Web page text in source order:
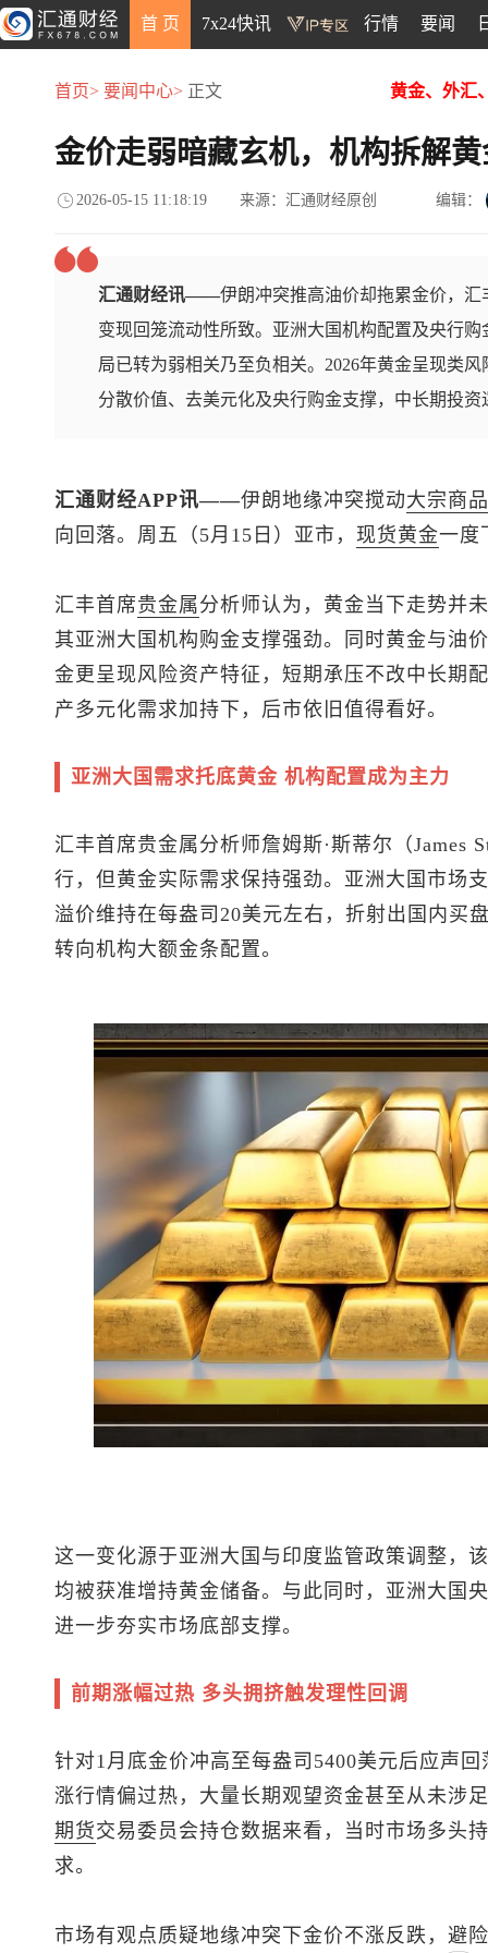
首 页 7x24快讯 行情 要闻
首页> 要闻中心> 正文 黄金、外汇
金价走弱暗藏玄机，机构拆解
2026-05-15 11:18:19 来源：汇通财经原创 编辑：
汇通财经讯——伊朗冲突推高油价却拖累金价，
变现回笼流动性所致。亚洲大国机构配置及央行
局已转为弱相关乃至负相关。2026年黄金呈现类
分散价值、去美元化及央行购金支撑，中长期投资
汇通财经APP讯——伊朗地缘冲突搅动大宗商品
向回落。周五（5月15日）亚市， 现货黄金一度
汇丰首席贵金属分析师认为，黄金当下走势并
其亚洲大国机构购金支撑强劲。同时黄金与油
金更呈现风险资产特征，短期承压不改中长期
产多元化需求加持下，后市依旧值得看好。
亚洲大国需求托底黄金 机构配置成为主力
汇丰首席贵金属分析师詹姆斯·斯蒂尔（James
行，但黄金实际需求保持强劲。亚洲大国市场
溢价维持在每盎司20美元左右，折射出国内买
转向机构大额金条配置。
这一变化源于亚洲大国与印度监管政策调整，
均被获准增持黄金储备。与此同时，亚洲大国
进一步夯实市场底部支撑。
前期涨幅过热 多头拥挤触发理性回调
针对1月底金价冲高至每盎司5400美元后应声
涨行情偏过热，大量长期观望资金甚至从未涉
期货交易委员会持仓数据来看，当时市场多头
求。
市场有观点质疑地缘冲突下金价不涨反跌，避